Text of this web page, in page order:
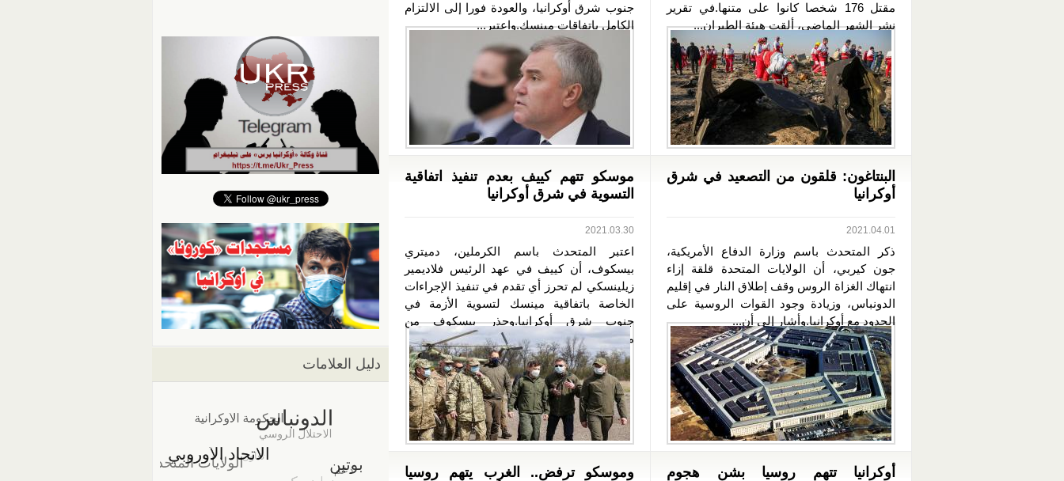
مقتل 176 شخصا كانوا على متنها.في تقرير
نشر الشهر الماضي، ألقت هيئة الطيران...
جنوب شرق أوكرانيا، والعودة فورا إلى الالتزام
الكامل باتفاقات مينسك.واعتبر...
البنتاغون: قلقون من التصعيد في شرق
أوكرانيا
2021.04.01
ذكر المتحدث باسم وزارة الدفاع الأمريكية،
جون كيربي، أن الولايات المتحدة قلقة إزاء
انتهاك الغزاة الروس وقف إطلاق النار في إقليم
الدونباس، وزيادة وجود القوات الروسية على
الحدود مع أوكرانيا.وأشار إلى أن...
موسكو تتهم كييف بعدم تنفيذ اتفاقية
التسوية في شرق أوكرانيا
2021.03.30
اعتبر المتحدث باسم الكرملين، دميتري
بيسكوف، أن كييف في عهد الرئيس فلاديمير
زيلينسكي لم تحرز أي تقدم في تنفيذ الإجراءات
الخاصة باتفاقية مينسك لتسوية الأزمة في
جنوب شرق أوكرانيا.وحذر بيسكوف من
مخاطر...
أوكرانيا تتهم روسيا بشن هجوم
وموسكو ترفض.. الغرب يتهم روسيا
دليل العلامات